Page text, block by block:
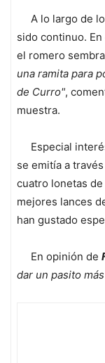
A lo largo de
sido continuo.
el romero
una ramita para
de Curro",
muestra.
Especial
se emitía a
cuatro lonetas
mejores lances
han gustado
En opinión de
dar un pasito